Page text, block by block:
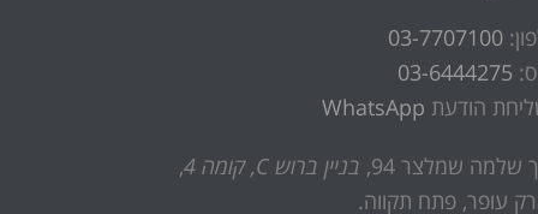
03-7707100
03-6444275
הודעת WhatsApp
שלמה שמלצר 94, בניין ברוש C, קומה 4
,
עופר, פתח תקווה.